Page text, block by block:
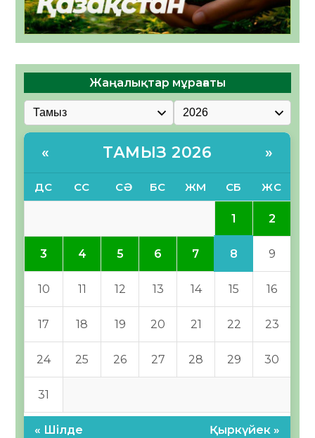
Жаңалықтар мұрағаты
« ТАМЫЗ 2026 »
ДС СС СӘ БС ЖМ СБ ЖС
1 2
3 4 5 6 7 8 9
10 11 12 13 14 15 16
17 18 19 20 21 22 23
24 25 26 27 28 29 30
31
« Шілде Қыркүйек »